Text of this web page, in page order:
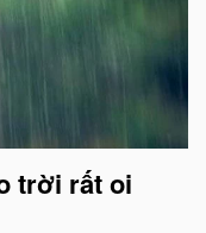
trời rất oi